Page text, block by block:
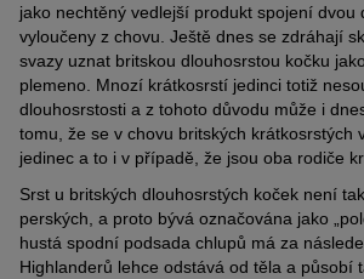
jako nechtěný vedlejší produkt spojení dvou
vyloučeny z chovu. Ještě dnes se zdráhají
svazy uznat britskou dlouhosrstou kočku
plemeno. Mnozí krátkosrstí jedinci totiž
dlouhosrstosti a z tohoto důvodu může i
tomu, že se v chovu britských krátkosrstých
jedinec a to i v případě, že jsou oba rodiče
Srst u britských dlouhosrstých koček není
perských, a proto bývá označována jako
hustá spodní podsada chlupů má za
Highlanderů lehce odstává od těla a působí